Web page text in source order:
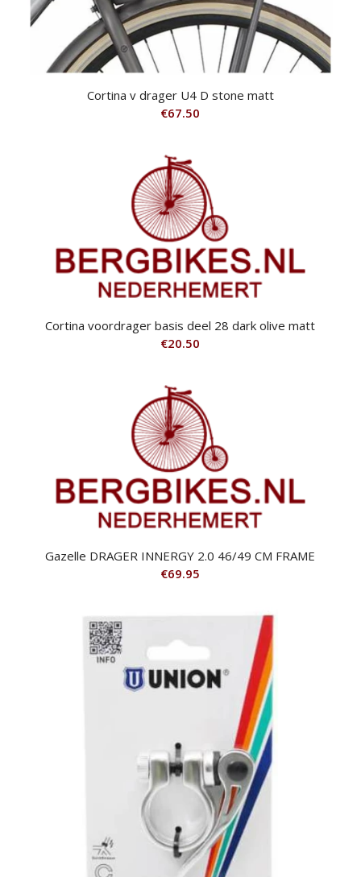
Cortina v drager U4 D stone matt
€67.50
Cortina voordrager basis deel 28 dark olive matt
€20.50
Gazelle DRAGER INNERGY 2.0 46/49 CM FRAME
€69.95